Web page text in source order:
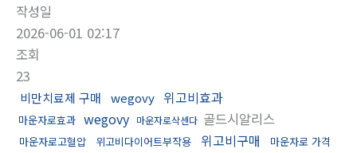
작성일
2026-06-01 02:17
조회
23
비만치료제 구매 wegovy 위고비효과
마운자로효과 wegovy 마운자로삭센다 골드시알리스
마운자로고혈압 위고비다이어트부작용 위고비구매
마운자로 가격